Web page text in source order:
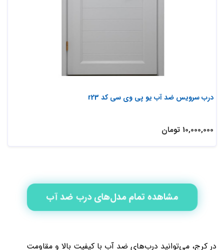
درب سرویس ضد آب یو پی وی سی کد r23
10,000,000 تومان
مشاهده تمام مدل‌های درب ضد آب
در کرج، می‌توانید درب‌های ضد آب با کیفیت بالا و مقاومت